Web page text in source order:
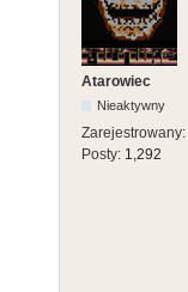
Atarowiec
Nieaktywny
Zarejestrowany:
Posty: 1,292